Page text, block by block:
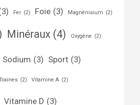
Fer (2) Foie (3) Magnénisium (2)
Minéraux (4) Oxygène (2)
Sodium (3) Sport (3)
(2) Vitamine A (2)
Vitamine D (3)